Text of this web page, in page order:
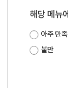
해당 메뉴
아주 만족
불만